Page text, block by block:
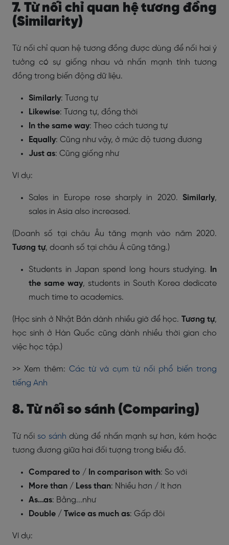
7. Từ nối chỉ quan hệ tương đồng
(Similarity)
Từ nối chỉ quan hệ tương đồng được dùng để nối hai ý
tưởng có sự giống nhau và nhấn mạnh tính tương
đồng trong biến động dữ liệu.
Similarly: Tương tự
Likewise: Tương tự, đồng thời
In the same way: Theo cách tương tự
Equally: Cũng như vậy, ở mức độ tương đương
Just as: Cũng giống như
Ví dụ:
Sales in Europe rose sharply in 2020. Similarly,
sales in Asia also increased.
(Doanh số tại châu Âu tăng mạnh vào năm 2020.
Tương tự, doanh số tại châu Á cũng tăng.)
Students in Japan spend long hours studying.
In
the same way, students in South Korea dedicate
much time to academics.
(Học sinh ở Nhật Bản dành nhiều giờ để học. Tương tự,
học sinh ở Hàn Quốc cũng dành nhiều thời gian cho
việc học tập.)
>> Xem thêm: Các từ và cụm từ nối phổ biến trong
tiếng Anh
8. Từ nối so sánh (Comparing)
Từ nối so sánh dùng để nhấn mạnh sự hơn, kém hoặc
tương đương giữa hai đối tượng trong biểu đồ.
Compared to / In comparison with: So với
More than / Less than: Nhiều hơn / ít hơn
As...as: Bằng...như
Double / Twice as much as: Gấp đôi
Ví dụ: